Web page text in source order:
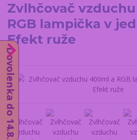
Zvlhčovač
RGB lampička v
Efekt ruže
Dovolenka do 14.8.